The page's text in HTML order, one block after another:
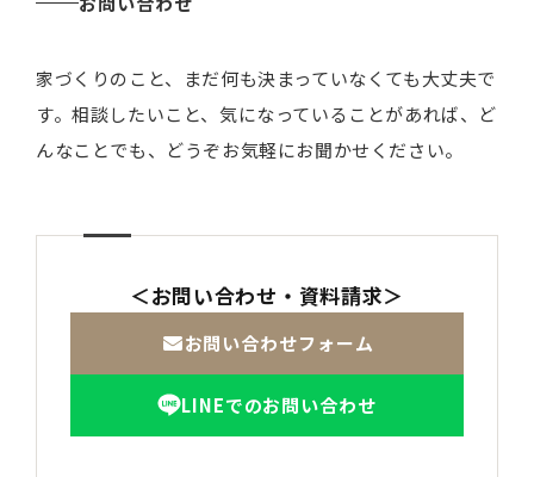
家づくりのこと、まだ何も決まっていなくても大丈夫で
す。相談したいこと、気になっていることがあれば、ど
んなことでも、どうぞお気軽にお聞かせください。
＜お問い合わせ・資料請求＞
お問い合わせフォーム
LINEでのお問い合わせ